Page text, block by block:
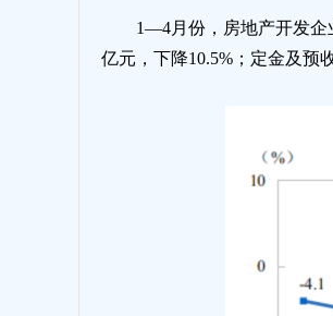
1—4月份，房地产开发企
亿元，下降10.5%；定金及预